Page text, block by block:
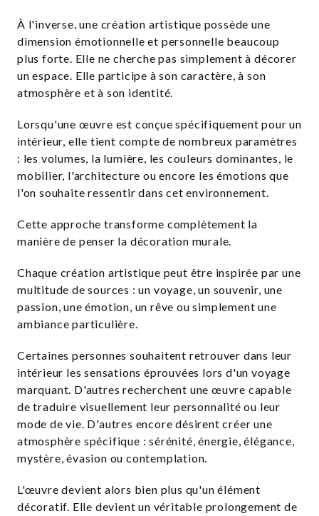
À l'inverse, une création artistique possède une
dimension émotionnelle et personnelle beaucoup
plus forte. Elle ne cherche pas simplement à décorer
un espace. Elle participe à son caractère, à son
atmosphère et à son identité.
Lorsqu'une œuvre est conçue spécifiquement pour un
intérieur, elle tient compte de nombreux paramètres
: les volumes, la lumière, les couleurs dominantes, le
mobilier, l'architecture ou encore les émotions que
l'on souhaite ressentir dans cet environnement.
Cette approche transforme complètement la
manière de penser la décoration murale.
Chaque création artistique peut être inspirée par une
multitude de sources : un voyage, un souvenir, une
passion, une émotion, un rêve ou simplement une
ambiance particulière.
Certaines personnes souhaitent retrouver dans leur
intérieur les sensations éprouvées lors d'un voyage
marquant. D'autres recherchent une œuvre capable
de traduire visuellement leur personnalité ou leur
mode de vie. D'autres encore désirent créer une
atmosphère spécifique : sérénité, énergie, élégance,
mystère, évasion ou contemplation.
L'œuvre devient alors bien plus qu'un élément
décoratif. Elle devient un véritable prolongement de